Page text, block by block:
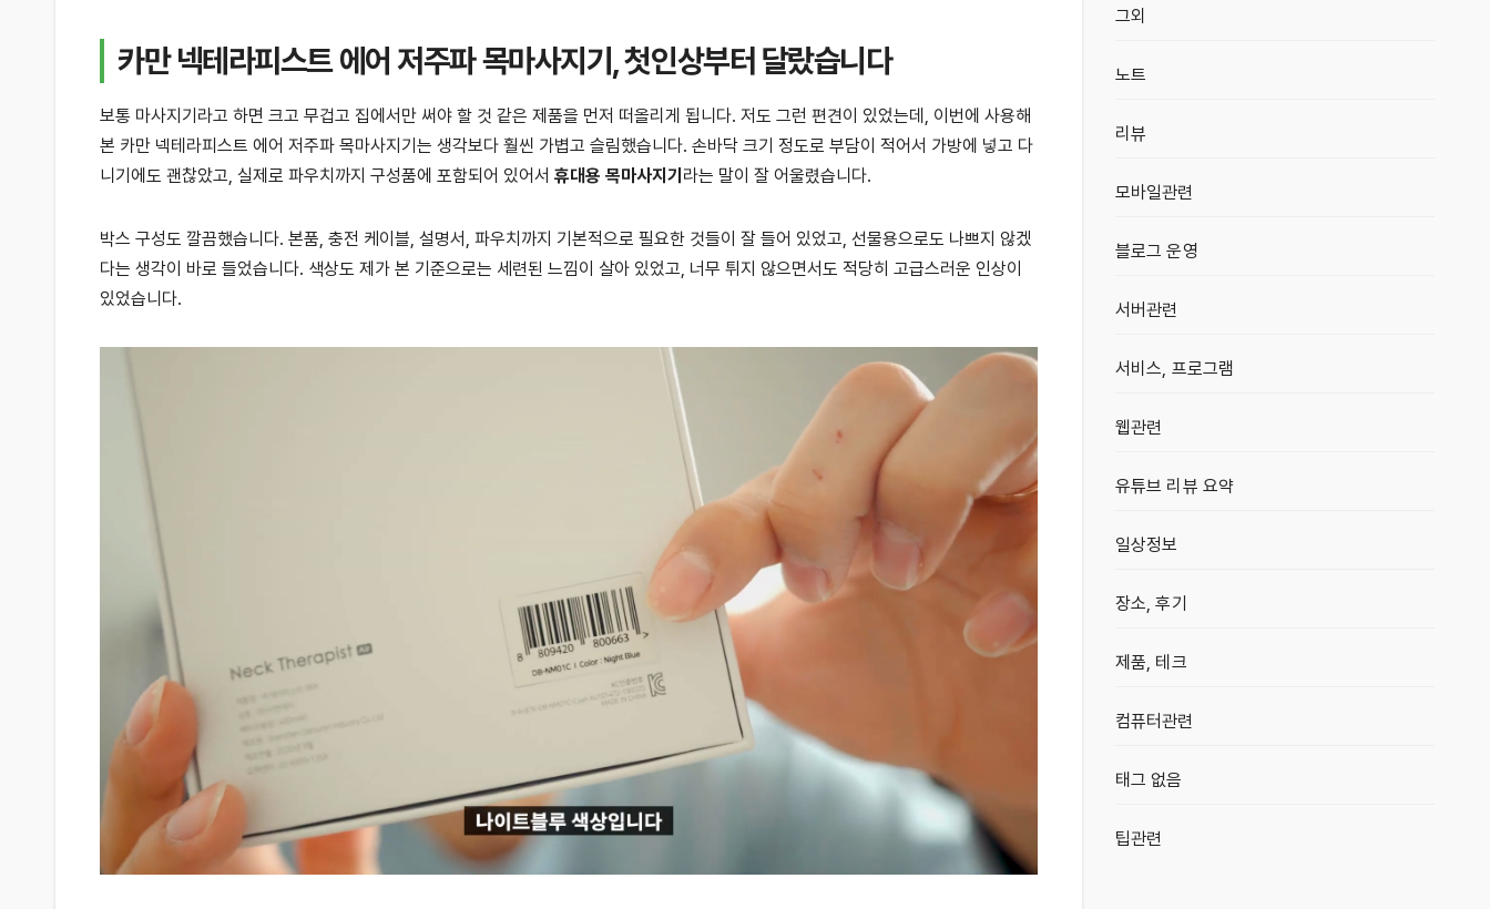
카만 넥테라피스트 에어 저주파 목마사지기, 첫인상부터 달랐습니다
보통 마사지기라고 하면 크고 무겁고 집에서만 써야 할 것 같은 제품을 먼저 떠올리게 됩니다. 저도 그런 편견이 있었는데, 이번에 사용해
본 카만 넥테라피스트 에어 저주파 목마사지기는 생각보다 훨씬 가볍고 슬림했습니다. 손바닥 크기 정도로 부담이 적어서 가방에 넣고 다
니기에도 괜찮았고, 실제로 파우치까지 구성품에 포함되어 있어서 휴대용 목마사지기 라는 말이 잘 어울렸습니다.
박스 구성도 깔끔했습니다. 본품, 충전 케이블, 설명서, 파우치까지 기본적으로 필요한 것들이 잘 들어 있었고, 선물용으로도 나쁘지 않겠
다는 생각이 바로 들었습니다. 색상도 제가 본 기준으로는 세련된 느낌이 살아 있었고, 너무 튀지 않으면서도 적당히 고급스러운 인상이
있었습니다.
그외
노트
리뷰
모바일관련
블로그 운영
서버관련
서비스, 프로그램
웹관련
유튜브 리뷰 요약
일상정보
장소, 후기
제품, 테크
컴퓨터관련
태그 없음
팁관련